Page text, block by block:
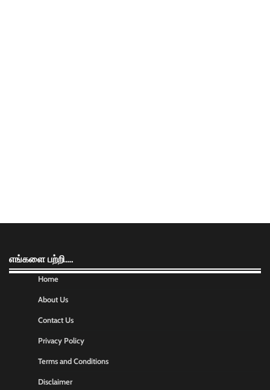
எங்களை பற்றி….
Home
About Us
Contact Us
Privacy Policy
Terms and Conditions
Disclaimer